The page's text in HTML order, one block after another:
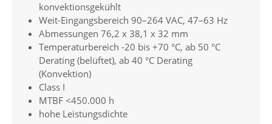
konvektionsgekühlt
Weit-Eingangsbereich 90–264 VAC, 47–63 Hz
Abmessungen 76,2 x 38,1 x 32 mm
Temperaturbereich -20 bis +70 °C, ab 50 °C
Derating (belüftet), ab 40 °C Derating
(Konvektion)
Class I
MTBF <450.000 h
hohe Leistungsdichte